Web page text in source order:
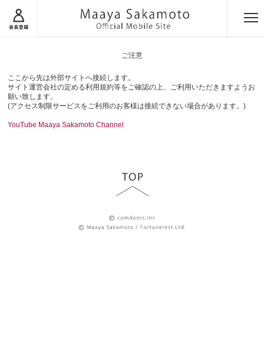
ご注意
ここから先は外部サイトへ接続します。
サイト運営会社の定める利用規約等をご確認の上、ご利用いただきますようお
願い致します。
(アクセス制限サービスをご利用のお客様は接続できない場合があります。)
YouTube Maaya Sakamoto Channel